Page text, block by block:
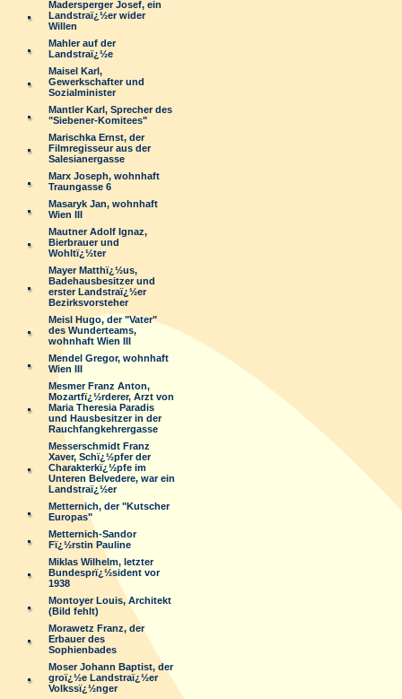
Madersperger Josef, ein
Landstraï¿½er wider
Willen
Mahler auf der
Landstraï¿½e
Maisel Karl,
Gewerkschafter und
Sozialminister
Mantler Karl, Sprecher des
"Siebener-Komitees"
Marischka Ernst, der
Filmregisseur aus der
Salesianergasse
Marx Joseph, wohnhaft
Traungasse 6
Masaryk Jan, wohnhaft
Wien III
Mautner Adolf Ignaz,
Bierbrauer und
Wohltï¿½ter
Mayer Matthï¿½us,
Badehausbesitzer und
erster Landstraï¿½er
Bezirksvorsteher
Meisl Hugo, der "Vater"
des Wunderteams,
wohnhaft Wien III
Mendel Gregor, wohnhaft
Wien III
Mesmer Franz Anton,
Mozartfï¿½rderer, Arzt von
Maria Theresia Paradis
und Hausbesitzer in der
Rauchfangkehrergasse
Messerschmidt Franz
Xaver, Schï¿½pfer der
Charakterkï¿½pfe im
Unteren Belvedere, war ein
Landstraï¿½er
Metternich, der "Kutscher
Europas"
Metternich-Sandor
Fï¿½rstin Pauline
Miklas Wilhelm, letzter
Bundesprï¿½sident vor
1938
Montoyer Louis, Architekt
(Bild fehlt)
Morawetz Franz, der
Erbauer des
Sophienbades
Moser Johann Baptist, der
groï¿½e Landstraï¿½er
Volkssï¿½nger